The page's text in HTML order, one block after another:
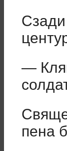
—
пена